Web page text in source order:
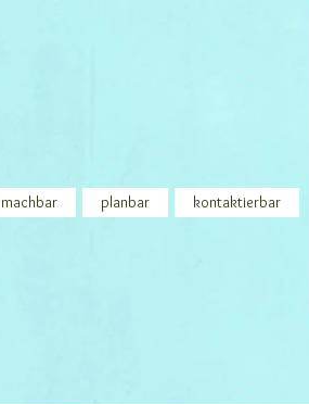
machbar planbar kontaktierbar